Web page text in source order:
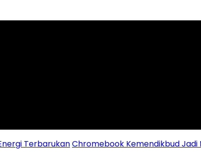
TerbarukanChromebook Kemendikbud Jadi